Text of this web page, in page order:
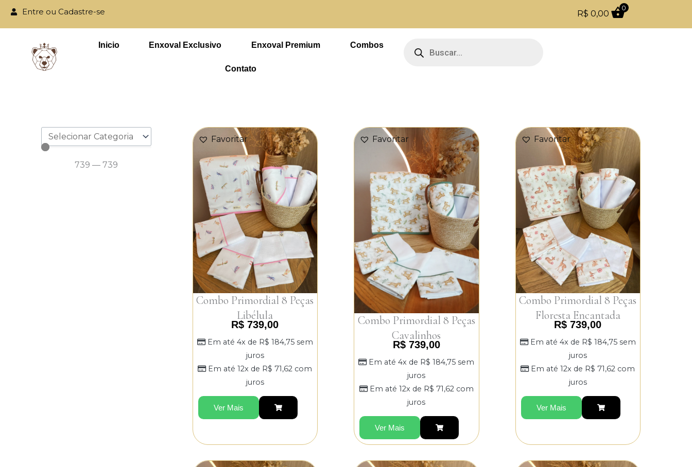
conteúdo
Entre ou Cadastre-se R$ 0,00
0
Inicio Enxoval Exclusivo Enxoval Premium Combos
Contato
739 — 739
Favoritar
Combo Primordial 8 Peças
Libélula
R$ 739,00
Em até 4x de R$ 184,75sem
juros
Em até 12x de R$ 71,62 com
juros
Ver Mais
Favoritar
Combo Primordial 8 Peças
Cavalinhos
R$739,00
Em até 4x de R$ 184,75 sem
juros
Em até 12x de R$ 71,62com
juros
Ver Mais
Favoritar
Combo Primordial 8 Peças
Floresta Encantada
R$ 739,00
Em até 4x de R$ 184,75sem
juros
Em até 12x de R$ 71,62 com
juros
Ver Mais
PagePage